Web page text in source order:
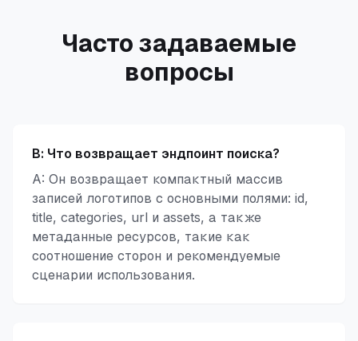
Часто задаваемые
вопросы
В: Что возвращает эндпоинт поиска?
A: Он возвращает компактный массив
записей логотипов с основными полями: id,
title, categories, url и assets, а также
метаданные ресурсов, такие как
соотношение сторон и рекомендуемые
сценарии использования.